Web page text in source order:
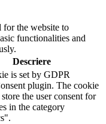
for the website to
functionalities and
Descriere
is set by GDPR
plugin. The cookie
the user consent for
in the category